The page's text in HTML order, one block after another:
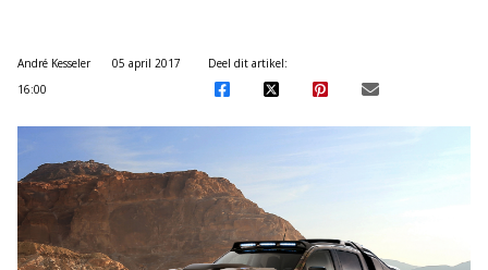
André Kesseler
05 april 2017
16:00
Deel dit artikel: